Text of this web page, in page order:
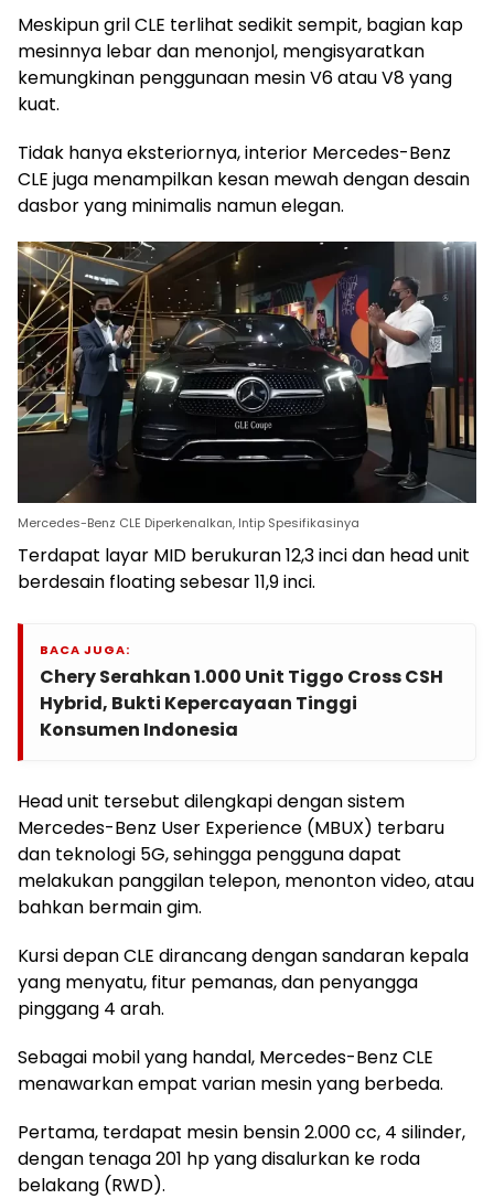
Meskipun gril CLE terlihat sedikit sempit, bagian kap
mesinnya lebar dan menonjol, mengisyaratkan
kemungkinan penggunaan mesin V6 atau V8 yang
kuat.
Tidak hanya eksteriornya, interior Mercedes-Benz
CLE juga menampilkan kesan mewah dengan desain
dasbor yang minimalis namun elegan.
Mercedes-Benz CLE Diperkenalkan, Intip Spesifikasinya
Terdapat layar MID berukuran 12,3 inci dan head unit
berdesain floating sebesar 11,9 inci.
BACA JUGA:
Chery Serahkan 1.000 Unit Tiggo Cross CSH
Hybrid, Bukti Kepercayaan Tinggi
Konsumen Indonesia
Head unit tersebut dilengkapi dengan sistem
Mercedes-Benz User Experience (MBUX) terbaru
dan teknologi 5G, sehingga pengguna dapat
melakukan panggilan telepon, menonton video, atau
bahkan bermain gim.
Kursi depan CLE dirancang dengan sandaran kepala
yang menyatu, fitur pemanas, dan penyangga
pinggang 4 arah.
Sebagai mobil yang handal, Mercedes-Benz CLE
menawarkan empat varian mesin yang berbeda.
Pertama, terdapat mesin bensin 2.000 cc, 4 silinder,
dengan tenaga 201 hp yang disalurkan ke roda
belakang (RWD).